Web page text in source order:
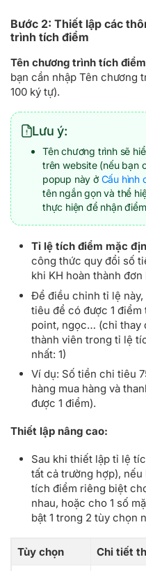
Bước 2: Thiết lập các
trình tích điểm
Tên chương trình tích
bạn cần nhập Tên chương
100 ký tự).
Lưu ý:
Tên chương trình sẽ
trên website (nếu bạn
popup này ở Cấu hình
tên ngắn gọn và thể
thực hiện để nhận
Tỉ lệ tích điểm mặc
công thức quy đổi số
khi KH hoàn thành đơn
Để điều chỉnh tỉ lệ
tiêu để có được 1
point, ngọc… (chỉ thay
thành viên trong tỉ lệ
nhất: 1)
Ví dụ: Số tiền chi tiêu
hàng mua hàng và
được 1 điểm).
Thiết lập nâng cao:
Sau khi thiết lập tỉ lệ
tất cả trường hợp),
tích điểm riêng biệt
nhau, hoặc cho 1 số
bật 1 trong 2 tùy chọn
Tùy chọn
Chi tiết